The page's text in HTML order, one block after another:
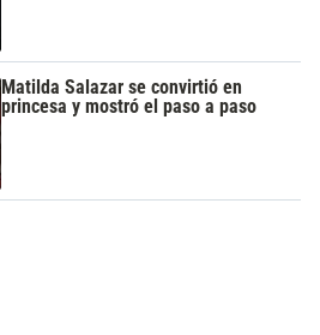
Matilda Salazar se convirtió en
princesa y mostró el paso a paso